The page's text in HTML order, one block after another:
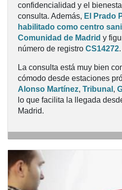
NUESTRO CENTRO DE
confidencialidad y el
consulta. Además, El Prado
habilitado como centro
Comunidad de Madrid y
número de registro CS14272.
La consulta está muy bien
cómodo desde estaciones
Alonso Martínez, Tribunal ,
lo que facilita la llegada
Madrid.